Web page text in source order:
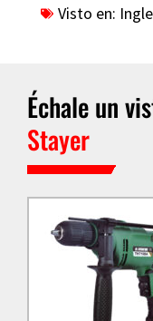
Visto en:
Échale un
Stayer